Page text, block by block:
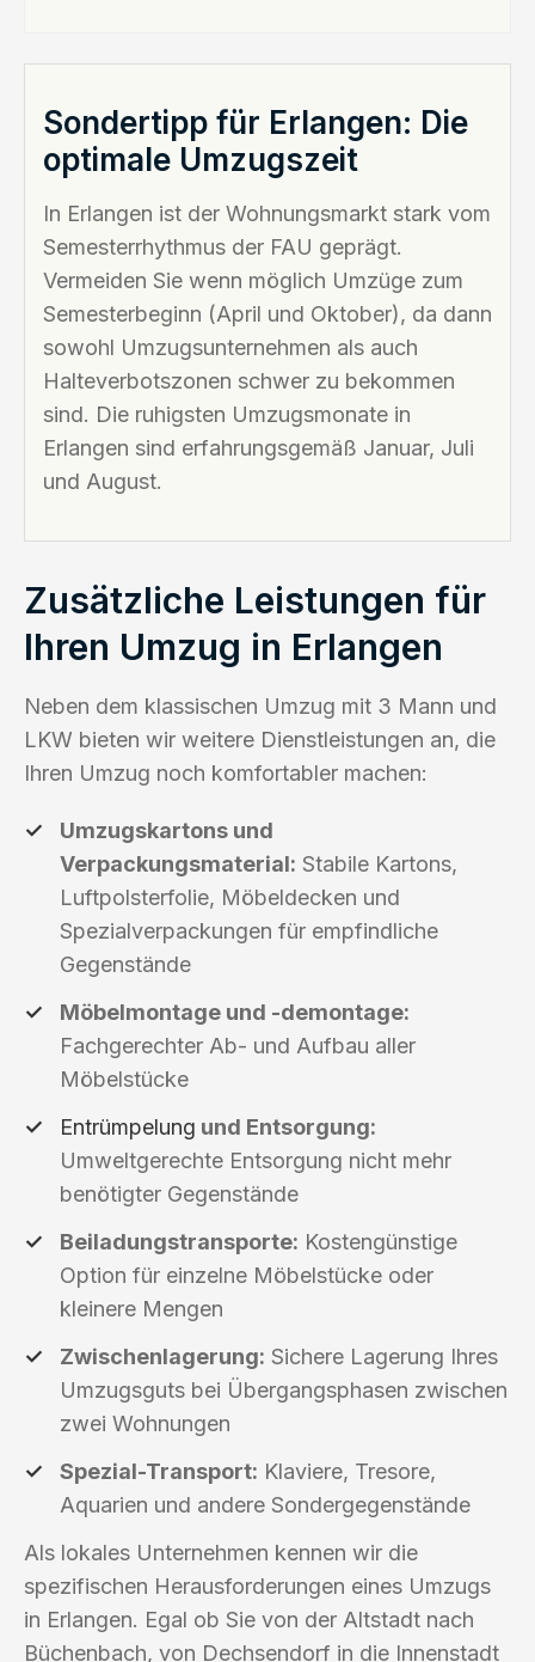
Sondertipp für Erlangen: Die
optimale Umzugszeit
In Erlangen ist der Wohnungsmarkt stark vom
Semesterrhythmus der FAU geprägt.
Vermeiden Sie wenn möglich Umzüge zum
Semesterbeginn (April und Oktober), da dann
sowohl Umzugsunternehmen als auch
Halteverbotszonen schwer zu bekommen
sind. Die ruhigsten Umzugsmonate in
Erlangen sind erfahrungsgemäß Januar, Juli
und August.
Zusätzliche Leistungen für
Ihren Umzug in Erlangen
Neben dem klassischen Umzug mit 3 Mann und
LKW bieten wir weitere Dienstleistungen an, die
Ihren Umzug noch komfortabler machen:
Umzugskartons und
Verpackungsmaterial: Stabile Kartons,
Luftpolsterfolie, Möbeldecken und
Spezialverpackungen für empfindliche
Gegenstände
Möbelmontage und -demontage:
Fachgerechter Ab- und Aufbau aller
Möbelstücke
Entrümpelung und Entsorgung:
Umweltgerechte Entsorgung nicht mehr
benötigter Gegenstände
Beiladungstransporte: Kostengünstige
Option für einzelne Möbelstücke oder
kleinere Mengen
Zwischenlagerung: Sichere Lagerung Ihres
Umzugsguts bei Übergangsphasen zwischen
zwei Wohnungen
Spezial-Transport: Klaviere, Tresore,
Aquarien und andere Sondergegenstände
Als lokales Unternehmen kennen wir die
spezifischen Herausforderungen eines Umzugs
in Erlangen. Egal ob Sie von der Altstadt nach
Büchenbach, von Dechsendorf in die Innenstadt